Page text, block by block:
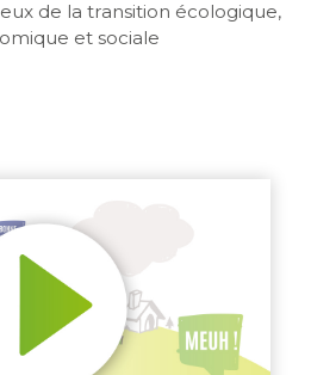
de la transition écologique,
et sociale